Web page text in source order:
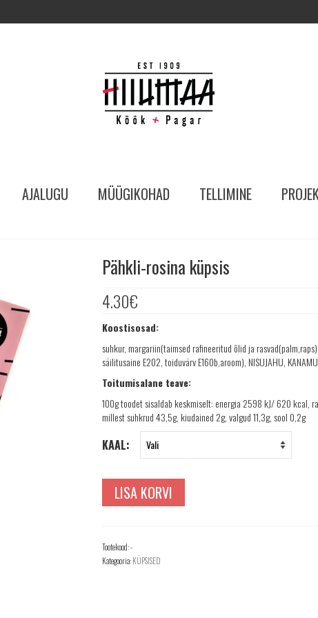
AJALUGU MÜÜGIKOHAD TELLIMINE
Pähkli-rosina küpsis
4.30€
Koostisosad:
suhkur, margariin(taimsed rafineeritud õlid ja
säilitusaine E202, toiduvärv E160b,aroom), NISUJAHU,
Toitumisalane teave:
100g toodet sisaldab keskmiselt: energia 2598 kJ/ 620 kcal,
millest suhkrud 43,5g, kiudained 2g, valgud 11,3g, sool 0,2g
KAAL:
LISA KORVI
Tootekood:-
Kategooria:KÜPSISED